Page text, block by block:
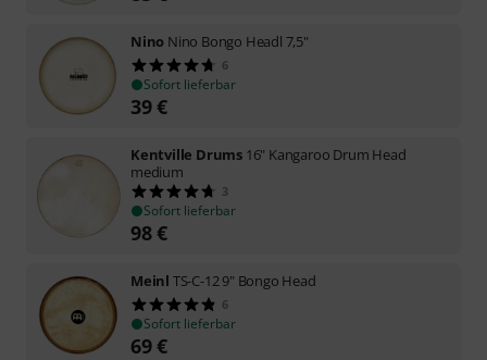
Nino Nino Bongo Headl 7,5"
6
Sofort lieferbar
39€
Kentville Drums 16" Kangaroo Drum Head
medium
3
Sofort lieferbar
98€
Meinl TS-C-12 9" Bongo Head
6
Sofort lieferbar
69€